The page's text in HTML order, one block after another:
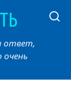
ответ,
очень